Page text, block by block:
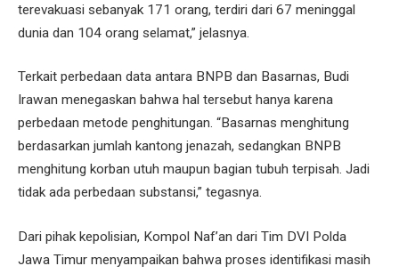
terevakuasi sebanyak 171 orang, terdiri dari 67 meninggal
dunia dan 104 orang selamat,” jelasnya.
Terkait perbedaan data antara BNPB dan Basarnas, Budi
Irawan menegaskan bahwa hal tersebut hanya karena
perbedaan metode penghitungan. “Basarnas menghitung
berdasarkan jumlah kantong jenazah, sedangkan BNPB
menghitung korban utuh maupun bagian tubuh terpisah. Jadi
tidak ada perbedaan substansi,” tegasnya.
Dari pihak kepolisian, Kompol Naf’an dari Tim DVI Polda
Jawa Timur menyampaikan bahwa proses identifikasi masih